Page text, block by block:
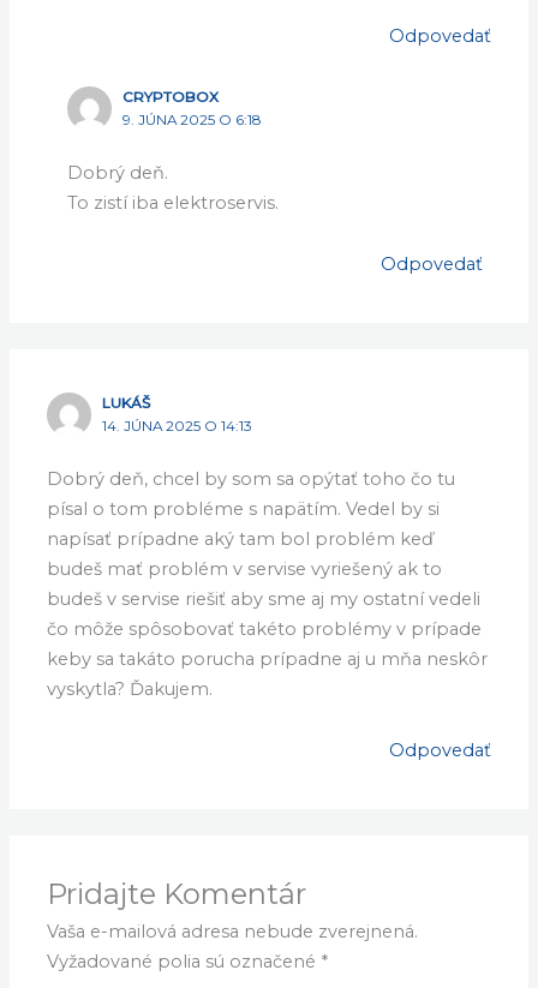
Odpovedať
CRYPTOBOX
9. JÚNA 2025 O 6:18
Dobrý deň.
To zistí iba elektroservis.
Odpovedať
LUKÁŠ
14. JÚNA 2025 O 14:13
Dobrý deň, chcel by som sa opýtať toho čo tu
písal o tom probléme s napätím. Vedel by si
napísať prípadne aký tam bol problém keď
budeš mať problém v servise vyriešený ak to
budeš v servise riešiť aby sme aj my ostatní vedeli
čo môže spôsobovať takéto problémy v prípade
keby sa takáto porucha prípadne aj u mňa neskôr
vyskytla? Ďakujem.
Odpovedať
Pridajte Komentár
Vaša e-mailová adresa nebude zverejnená.
Vyžadované polia sú označené *